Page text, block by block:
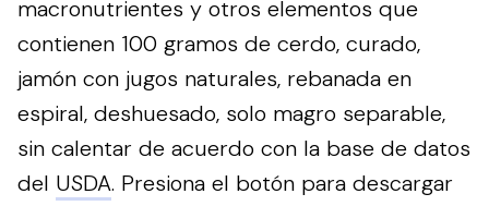
macronutrientes y otros elementos que
contienen 100 gramos de cerdo, curado,
jamón con jugos naturales, rebanada en
espiral, deshuesado, solo magro separable,
sin calentar de acuerdo con la base de datos
del USDA. Presiona el botón para descargar